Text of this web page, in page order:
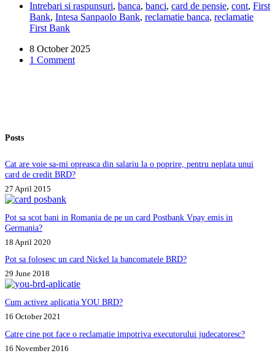
a
fost
Intesa,
mai
Intrebari si raspunsuri, banca, banci, card de pensie, cont, First
Bank, Intesa Sanpaolo Bank, reclamatie banca, reclamatie
First Bank
8 October 2025
1 Comment
Posts
Cat are voie sa-mi opreasca din salariu la o poprire, pentru neplata unui
card de credit BRD?
27 April 2015
Pot sa scot bani in Romania de pe un card Postbank Vpay emis in
Germania?
18 April 2020
Pot sa folosesc un card Nickel la bancomatele BRD?
29 June 2018
Cum activez aplicatia YOU BRD?
16 October 2021
Catre cine pot face o reclamatie impotriva executorului judecatoresc?
16 November 2016